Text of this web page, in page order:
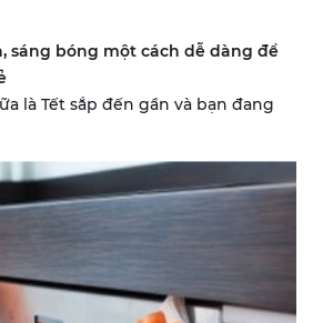
sáng bóng một cách dễ dàng để
là Tết sắp đến gần và bạn đang